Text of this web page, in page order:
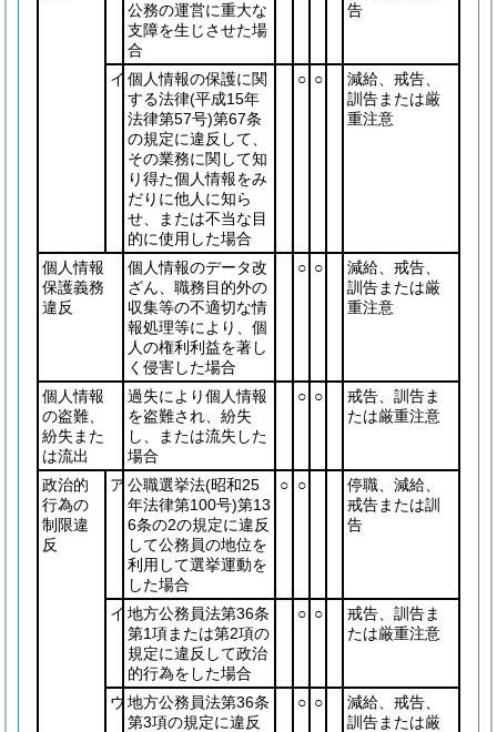
公務の運営に重大な
支障を生じさせた場
合
告
イ 個人情報の保護に関
する法律(平成15年
法律第57号)第67条
の規定に違反して、
その業務に関して知
り得た個人情報をみ
だりに他人に知ら
せ、または不当な目
的に使用した場合
○ ○
減給、戒告、
訓告または厳
重注意
個人情報
保護義務
違反
個人情報のデータ改
ざん、職務目的外の
収集等の不適切な情
報処理等により、個
人の権利利益を著し
く侵害した場合
○ ○
減給、戒告、
訓告または厳
重注意
個人情報
の盗難、
紛失また
は流出
過失により個人情報
を盗難され、紛失
し、または流失した
場合
○ ○
戒告、訓告ま
たは厳重注意
政治的
行為の
制限違
反
ア 公職選挙法(昭和25
年法律第100号)第13
6条の2の規定に違反
して公務員の地位を
利用して選挙運動を
した場合
○ ○
停職、減給、
戒告または訓
告
イ 地方公務員法第36条
第1項または第2項の
規定に違反して政治
的行為をした場合
○ ○
戒告、訓告ま
たは厳重注意
ウ 地方公務員法第36条
第3項の規定に違反
○ ○
減給、戒告、
訓告または厳